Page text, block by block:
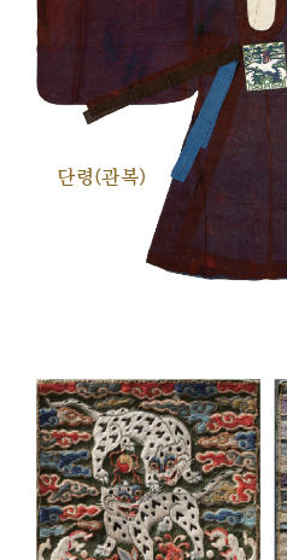
단령(관복)